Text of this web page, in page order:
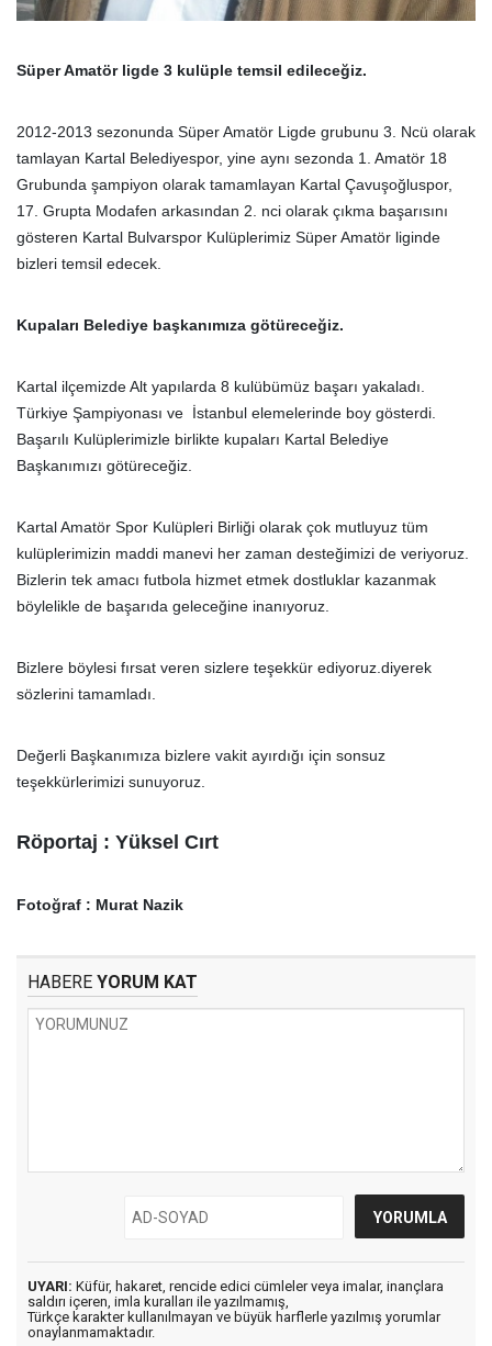
Süper Amatör ligde 3 kulüple temsil edileceğiz.
2012-2013 sezonunda Süper Amatör Ligde grubunu 3. Ncü olarak
tamlayan Kartal Belediyespor, yine aynı sezonda 1. Amatör 18
Grubunda şampiyon olarak tamamlayan Kartal Çavuşoğluspor,
17. Grupta Modafen arkasından 2. nci olarak çıkma başarısını
gösteren Kartal Bulvarspor Kulüplerimiz Süper Amatör liginde
bizleri temsil edecek.
Kupaları Belediye başkanımıza götüreceğiz.
Kartal ilçemizde Alt yapılarda 8 kulübümüz başarı yakaladı.
Türkiye Şampiyonası ve İstanbul elemelerinde boy gösterdi.
Başarılı Kulüplerimizle birlikte kupaları Kartal Belediye
Başkanımızı götüreceğiz.
Kartal Amatör Spor Kulüpleri Birliği olarak çok mutluyuz tüm
kulüplerimizin maddi manevi her zaman desteğimizi de veriyoruz.
Bizlerin tek amacı futbola hizmet etmek dostluklar kazanmak
böylelikle de başarıda geleceğine inanıyoruz.
Bizlere böylesi fırsat veren sizlere teşekkür ediyoruz.diyerek
sözlerini tamamladı.
Değerli Başkanımıza bizlere vakit ayırdığı için sonsuz
teşekkürlerimizi sunuyoruz.
Röportaj : Yüksel Cırt
Fotoğraf : Murat Nazik
HABERE YORUM KAT
UYARI: Küfür, hakaret, rencide edici cümleler veya imalar, inançlara
saldırı içeren, imla kuralları ile yazılmamış,
Türkçe karakter kullanılmayan ve büyük harflerle yazılmış yorumlar
onaylanmamaktadır.